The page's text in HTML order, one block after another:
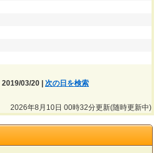
| 2019/03/20 | 次の日を検索
2026年8月10日 00時32分更新(随時更新中)